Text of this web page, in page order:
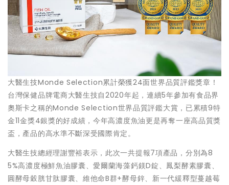
大醫生技Monde Selection累計榮獲24面世界品質評鑑獎章！
台灣保健品牌電商大醫生技自2020年起，連續5年參加有食品界
奧斯卡之稱的Monde Selection世界品質評鑑大賞，已累積9特
金11金獎4銀獎的好成績，今年高濃度魚油更是再奪一座高品質獎
盃，產品的高水準不斷深受國際肯定。
大醫生技總經理謝豐裕表示，此次一共提報7項產品，分別為8
5%高濃度極鮮魚油膠囊、愛爾蘭海藻鈣鎂D錠、鳳梨酵素膠囊、
圓酵母穀胱甘肽膠囊、維他命B群+酵母鋅、新一代緩釋型蔓越莓